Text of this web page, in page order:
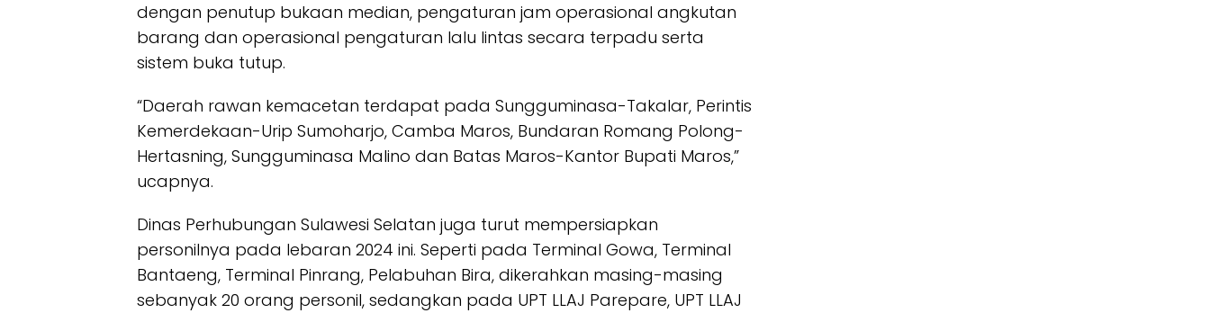
dengan penutup bukaan median, pengaturan jam operasional angkutan
barang dan operasional pengaturan lalu lintas secara terpadu serta
sistem buka tutup.
“Daerah rawan kemacetan terdapat pada Sungguminasa-Takalar, Perintis
Kemerdekaan-Urip Sumoharjo, Camba Maros, Bundaran Romang Polong-
Hertasning, Sungguminasa Malino dan Batas Maros-Kantor Bupati Maros,”
ucapnya.
Dinas Perhubungan Sulawesi Selatan juga turut mempersiapkan
personilnya pada lebaran 2024 ini. Seperti pada Terminal Gowa, Terminal
Bantaeng, Terminal Pinrang, Pelabuhan Bira, dikerahkan masing-masing
sebanyak 20 orang personil, sedangkan pada UPT LLAJ Parepare, UPT LLAJ